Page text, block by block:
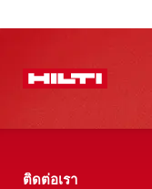
ติดต่อเรา